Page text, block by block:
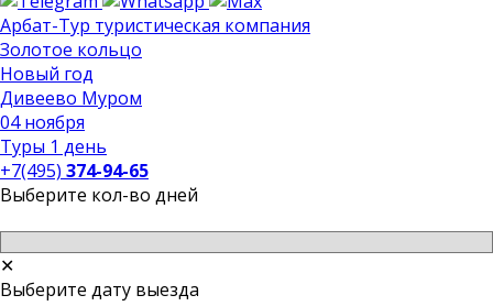
Арбат-Тур туристическая компания
Золотое кольцо
Новый год
Дивеево Муром
04 ноября
Туры 1 день
+7(495) 374-94-65
Выберите кол-во дней
✕
Выберите дату выезда